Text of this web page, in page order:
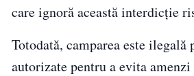
care ignoră această interdicție
Totodată, camparea este
autorizate pentru a evita